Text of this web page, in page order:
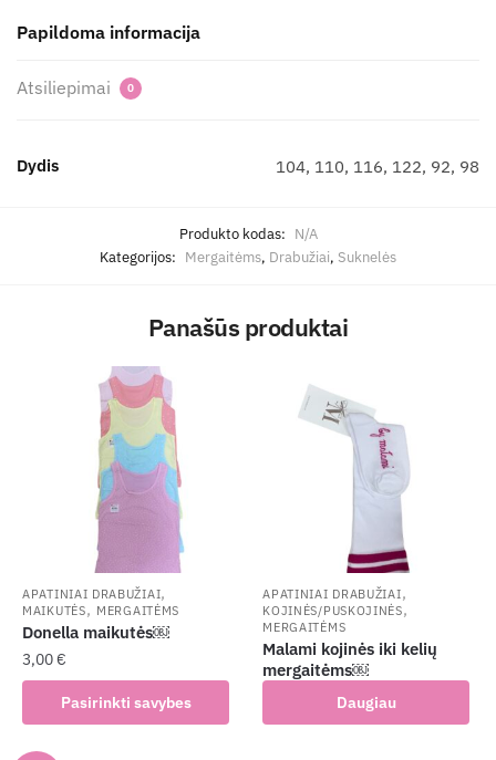
Papildoma informacija
Atsiliepimai 0
Dydis 104, 110, 116, 122, 92, 98
Produkto kodas: N/A
Kategorijos: Mergaitėms, Drabužiai, Suknelės
Panašūs produktai
APATINIAI DRABUŽIAI,
MAIKUTĖS, MERGAITĖMS
Donella maikutės￼
3,00€
Pasirinkti savybes
product
has
APATINIAI DRABUŽIAI,
KOJINĖS/PUSKOJINĖS,
MERGAITĖMS
Malami kojinės iki kelių
mergaitėms￼
Daugiau